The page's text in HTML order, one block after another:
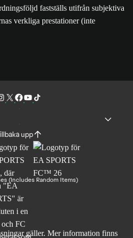
fastställs utifrån subjektiva
verkliga prestationer (inte
upp
(Includes Random Items)
gäller. Merinformation finns